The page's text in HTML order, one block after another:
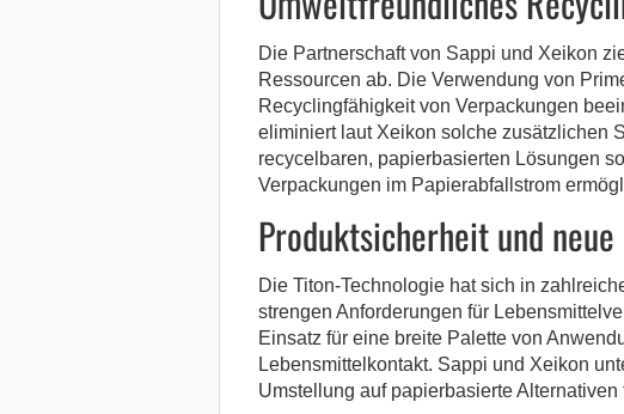
Die Partnerschaft von Sappi und Xeikon
Ressourcen ab. Die Verwendung von
Recyclingfähigkeit von Verpackungen
eliminiert laut Xeikon solche zusätzlichen
recycelbaren, papierbasierten Lösungen
Verpackungen im Papierabfallstrom
Produktsicherheit und
Die Titon-Technologie hat sich in
strengen Anforderungen für
Einsatz für eine breite Palette von
Lebensmittelkontakt. Sappi und Xeikon
Umstellung auf papierbasierte